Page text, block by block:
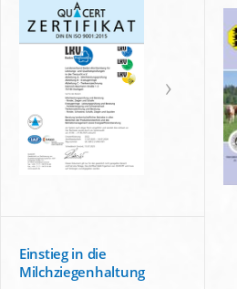
Einstieg in die
Milchziegenhaltung